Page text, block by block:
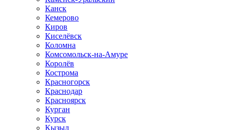
Канск
Кемерово
Киров
Киселёвск
Коломна
Комсомольск-на-Амуре
Королёв
Кострома
Красногорск
Краснодар
Красноярск
Курган
Курск
Кызыл